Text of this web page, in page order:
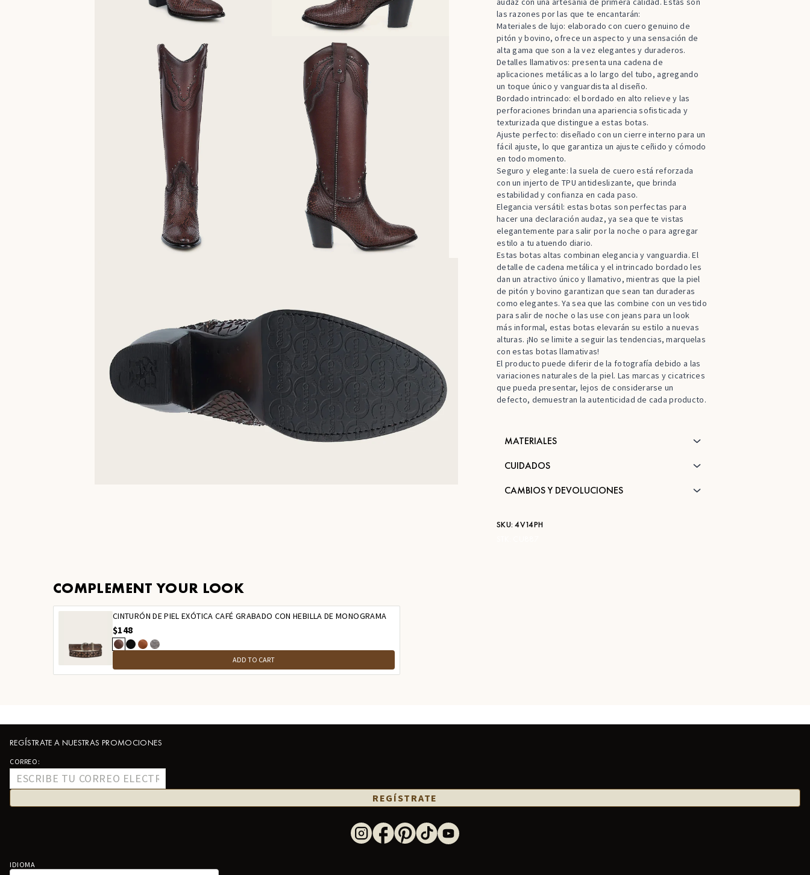
las razones por las que te encantarán:
Materiales de lujo: elaborado con cuero genuino de
pitón y bovino, ofrece un aspecto y una sensación de
alta gama que son a la vez elegantes y duraderos.
Detalles llamativos: presenta una cadena de
aplicaciones metálicas a lo largo del tubo, agregando
un toque único y vanguardista al diseño.
Bordado intrincado: el bordado en alto relieve y las
perforaciones brindan una apariencia sofisticada y
texturizada que distingue a estas botas.
Ajuste perfecto: diseñado con un cierre interno para un
fácil ajuste, lo que garantiza un ajuste ceñido y cómodo
en todo momento.
Seguro y elegante: la suela de cuero está reforzada
con un injerto de TPU antideslizante, que brinda
estabilidad y confianza en cada paso.
Elegancia versátil: estas botas son perfectas para
hacer una declaración audaz, ya sea que te vistas
elegantemente para salir por la noche o para agregar
estilo a tu atuendo diario.
Estas botas altas combinan elegancia y vanguardia. El
detalle de cadena metálica y el intrincado bordado les
dan un atractivo único y llamativo, mientras que la piel
de pitón y bovino garantizan que sean tan duraderas
como elegantes. Ya sea que las combine con un vestido
para salir de noche o las use con jeans para un look
más informal, estas botas elevarán su estilo a nuevas
alturas. ¡No se limite a seguir las tendencias, marquelas
con estas botas llamativas!
El producto puede diferir de la fotografía debido a las
variaciones naturales de la piel. Las marcas y cicatrices
que pueda presentar, lejos de considerarse un
defecto, demuestran la autenticidad de cada producto.
MATERIALES
CUIDADOS
CAMBIOS Y DEVOLUCIONES
SKU: 4V14PH
COMPLEMENT YOUR LOOK
CINTURÓN DE PIEL EXÓTICA CAFÉ GRABADO CON HEBILLA DE MONOGRAMA
$148
ADD TO CART
REGÍSTRATE A NUESTRAS PROMOCIONES
CORREO:
REGÍSTRATE
IDIOMA